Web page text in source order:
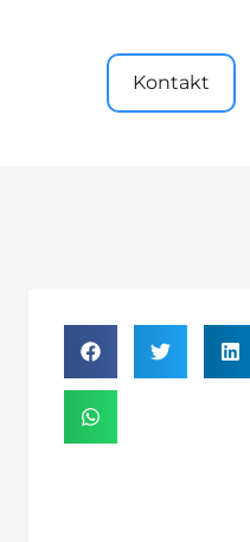
Kontakt